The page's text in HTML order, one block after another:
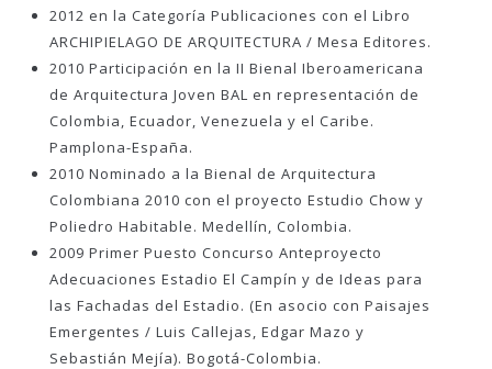
2012 en la Categoría Publicaciones con el Libro
ARCHIPIELAGO DE ARQUITECTURA / Mesa Editores.
2010 Participación en la II Bienal Iberoamericana
de Arquitectura Joven BAL en representación de
Colombia, Ecuador, Venezuela y el Caribe.
Pamplona-España.
2010 Nominado a la Bienal de Arquitectura
Colombiana 2010 con el proyecto Estudio Chow y
Poliedro Habitable. Medellín, Colombia.
2009 Primer Puesto Concurso Anteproyecto
Adecuaciones Estadio El Campín y de Ideas para
las Fachadas del Estadio. (En asocio con Paisajes
Emergentes / Luis Callejas, Edgar Mazo y
Sebastián Mejía). Bogotá-Colombia.